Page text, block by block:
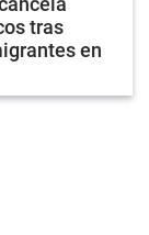
tras
en